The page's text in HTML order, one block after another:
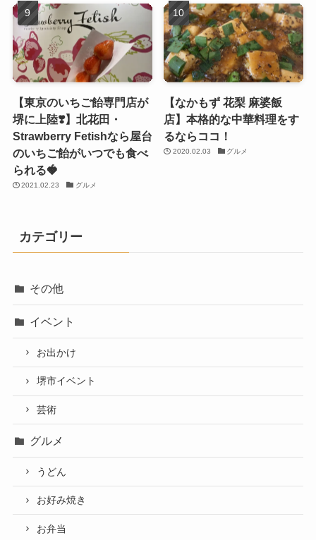
【東京のいちご飴専門店が
堺に上陸❣️】北花田・
Strawberry Fetishなら屋台
のいちご飴がいつでも食べ
られる🍓
2021.02.23 グルメ
【なかもず 花梨 麻婆飯
店】本格的な中華料理をす
るならココ！
2020.02.03 グルメ
カテゴリー
その他
イベント
お出かけ
堺市イベント
芸術
グルメ
うどん
お好み焼き
お弁当